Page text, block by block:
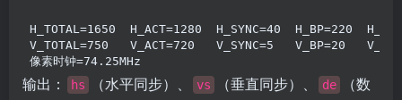
H_TOTAL=1650  H_ACT=1280  H_SYNC=40  H_BP=220
V_TOTAL=750   V_ACT=720   V_SYNC=5   V_BP=20
像素时钟=74.25MHz
输出： hs （水平同步）、 vs （垂直同步）、 de
（数